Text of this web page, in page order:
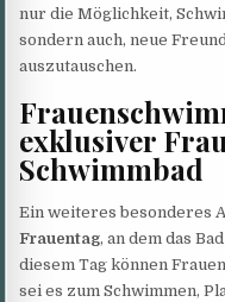
nur die Möglichkeit,
sondern auch, neue
auszutauschen.
exklusiver
Schwimmbad
Ein weiteres besonderes
Frauentag, an dem das
diesem Tag können
sei es zum Schwimmen,